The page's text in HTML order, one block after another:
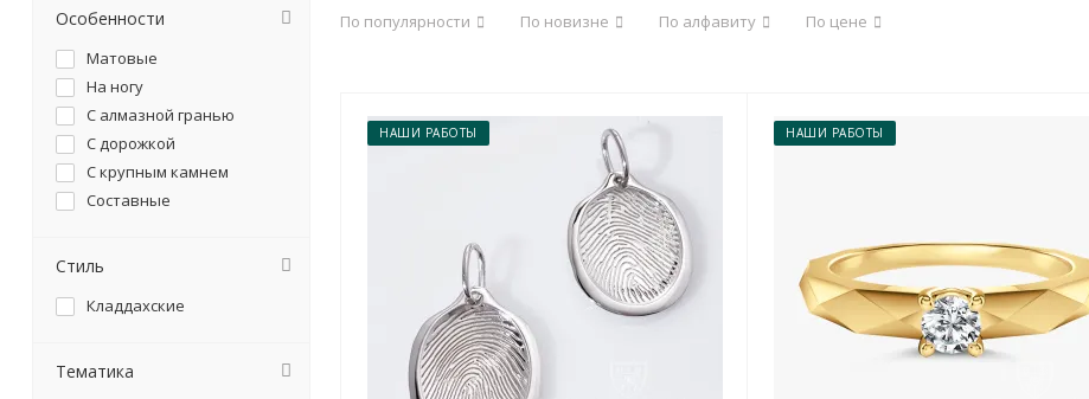
По популярности По новизне По алфавиту По цене
НАШИ РАБОТЫ НАШИ РАБОТЫ
Особенности
Матовые
На ногу
С алмазной гранью
С дорожкой
С крупным камнем
Составные
Стиль
Кладдахские
Тематика